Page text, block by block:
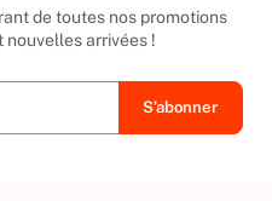
de toutes nos promotions
arrivées !